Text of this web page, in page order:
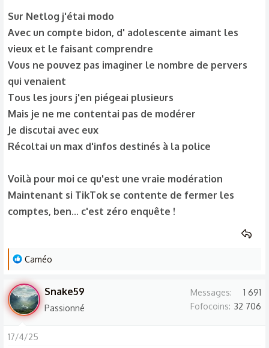
Sur Netlog j'étai modo
Avec un compte bidon, d' adolescente aimant les
vieux et le faisant comprendre
Vous ne pouvez pas imaginer le nombre de pervers
qui venaient
Tous les jours j'en piégeai plusieurs
Mais je ne me contentai pas de modérer
Je discutai avec eux
Récoltai un max d'infos destinés à la police
Voilà pour moi ce qu'est une vraie modération
Maintenant si TikTok se contente de fermer les
comptes, ben... c'est zéro enquête !
L
s
r
é
c
Caméo
Snake59
Passionné
Messages
1 691
Fofocoins 32 706
17/4/25